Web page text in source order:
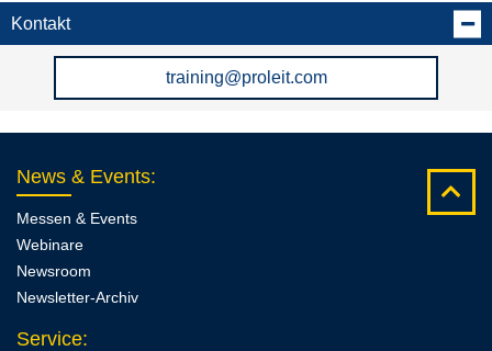
Kontakt
training@proleit.com
News & Events:
Messen & Events
Webinare
Newsroom
Newsletter-Archiv
Service: